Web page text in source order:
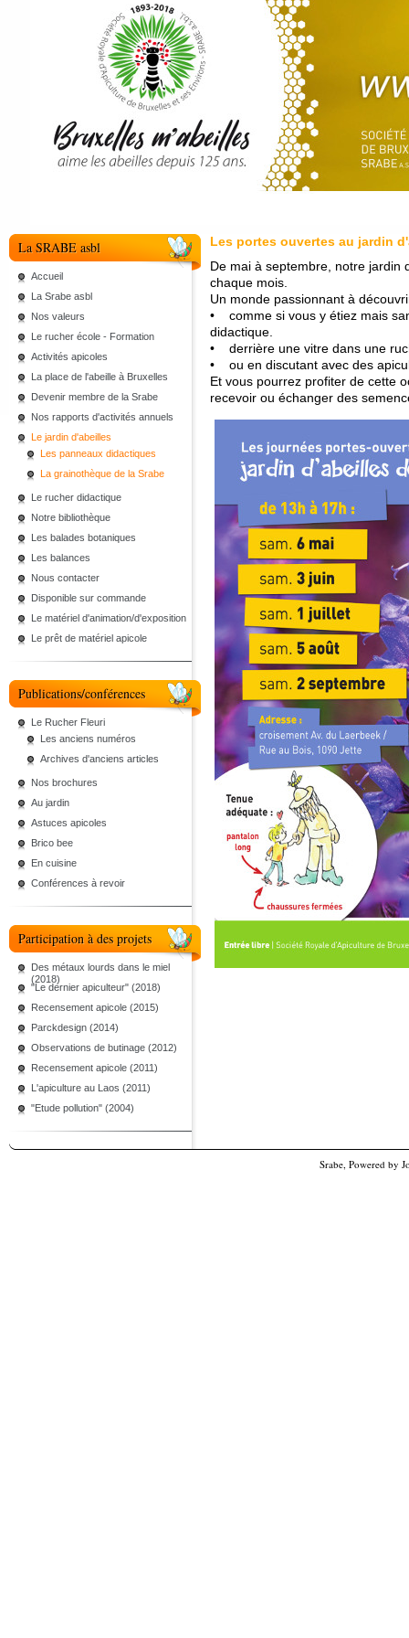
La SRABE asbl
Accueil
La Srabe asbl
Nos valeurs
Le rucher école - Formation
Activités apicoles
La place de l'abeille à Bruxelles
Devenir membre de la Srabe
Nos rapports d'activités annuels
Le jardin d'abeilles
Les panneaux didactiques
La grainothèque de la Srabe
Le rucher didactique
Notre bibliothèque
Les balades botaniques
Les balances
Nous contacter
Disponible sur commande
Le matériel d'animation/d'exposition
Le prêt de matériel apicole
Publications/conférences
Le Rucher Fleuri
Les anciens numéros
Archives d'anciens articles
Nos brochures
Au jardin
Astuces apicoles
Brico bee
En cuisine
Conférences à revoir
Participation à des projets
Des métaux lourds dans le miel
(2018)
"Le dernier apiculteur" (2018)
Recensement apicole (2015)
Parckdesign (2014)
Observations de butinage (2012)
Recensement apicole (2011)
L'apiculture au Laos (2011)
"Etude pollution" (2004)
Les portes ouvertes au jardin
De mai à septembre, notre jardin
chaque mois.
Un monde passionnant à
• comme si vous y étiez mais
didactique.
• derrière une vitre dans une
• ou en discutant avec des
Et vous pourrez profiter de cette
recevoir ou échanger des
Srabe, Powered by